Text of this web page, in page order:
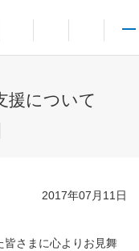
語切り替えメニュー
サイト内検索を開
お問い合わせ
メイ
援について
2017年07月11日
皆さまに心よりお見舞